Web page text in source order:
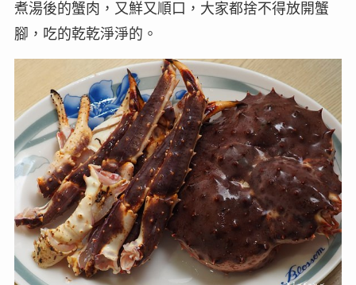
煮湯後的蟹肉，又鮮又順口，大家都捨不得放開蟹
腳，吃的乾乾淨淨的。